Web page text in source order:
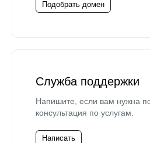
Подобрать домен
Служба поддержки
Напишите, если вам нужна
консультация по услугам.
Написать